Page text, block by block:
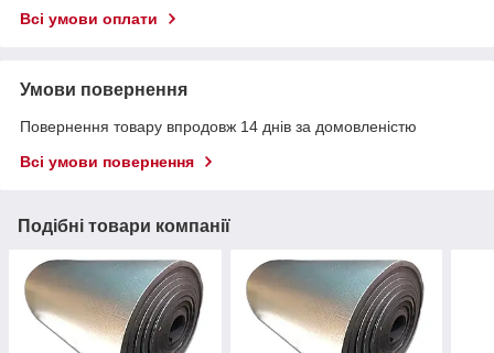
Всі умови оплати
Умови повернення
Повернення товару впродовж 14 днів за домовленістю
Всі умови повернення
Подібні товари компанії